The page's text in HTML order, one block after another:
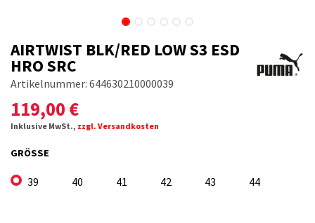
AIRTWIST BLK/RED LOW S3 ESD
HRO SRC
Artikelnummer: 644630210000039
119,00 €
Inklusive MwSt., zzgl. Versandkosten
GRÖSSE
39 40 41 42 43 44